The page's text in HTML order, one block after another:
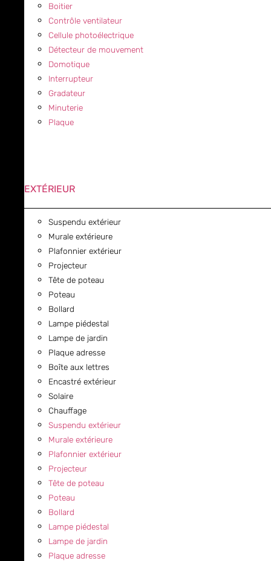
Boitier
Contrôle ventilateur
Cellule photoélectrique
Détecteur de mouvement
Domotique
Interrupteur
Gradateur
Minuterie
Plaque
EXTÉRIEUR
Suspendu extérieur
Murale extérieure
Plafonnier extérieur
Projecteur
Tête de poteau
Poteau
Bollard
Lampe piédestal
Lampe de jardin
Plaque adresse
Boîte aux lettres
Encastré extérieur
Solaire
Chauffage
Suspendu extérieur
Murale extérieure
Plafonnier extérieur
Projecteur
Tête de poteau
Poteau
Bollard
Lampe piédestal
Lampe de jardin
Plaque adresse